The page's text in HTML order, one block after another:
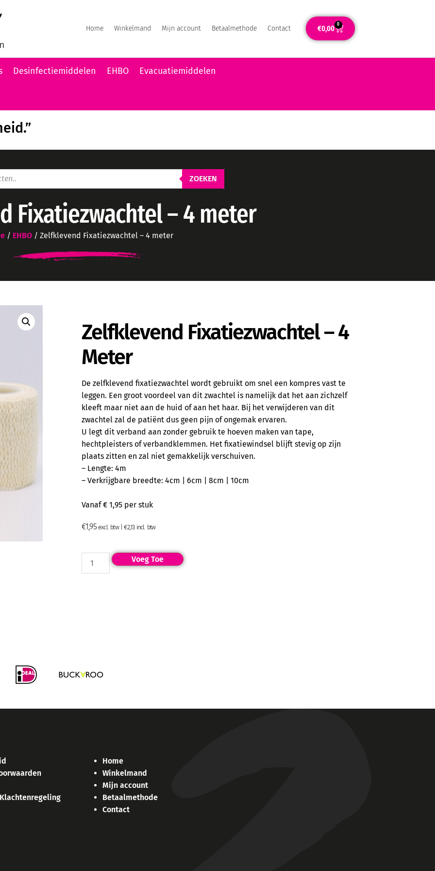
Home Winkelmand Mijn account Betaalmethode Contact €0,00 0
Desinfectiemiddelen EHBO Evacuatiemiddelen
ZOEKEN
Fixatiezwachtel – 4 meter
/ EHBO / Zelfklevend Fixatiezwachtel – 4 meter
Zelfklevend Fixatiezwachtel – 4
Meter
De zelfklevend fixatiezwachtel wordt gebruikt om snel een kompres vast te
leggen. Een groot voordeel van dit zwachtel is namelijk dat het aan zichzelf
kleeft maar niet aan de huid of aan het haar. Bij het verwijderen van dit
zwachtel zal de patiënt dus geen pijn of ongemak ervaren.
U legt dit verband aan zonder gebruik te hoeven maken van tape,
hechtpleisters of verbandklemmen. Het fixatiewindsel blijft stevig op zijn
plaats zitten en zal niet gemakkelijk verschuiven.
– Lengte: 4m
– Verkrijgbare breedte: 4cm | 6cm | 8cm | 10cm
Vanaf € 1,95 per stuk
€1,95 excl. btw |€2,13incl. btw
Voeg Toe
Home
Winkelmand
Mijn account
Betaalmethode
Contact